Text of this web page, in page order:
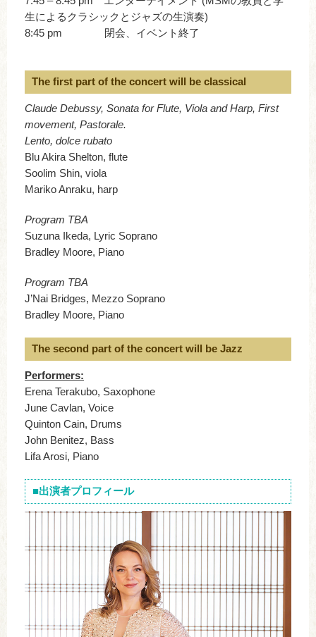
生によるクラシックとジャズの生演奏)
8:45 pm 閉会、イベント終了
The first part of the concert will be classical
Claude Debussy, Sonata for Flute, Viola and Harp, First
movement, Pastorale.
Lento, dolce rubato
Blu Akira Shelton, flute
Soolim Shin, viola
Mariko Anraku, harp
Program TBA
Suzuna Ikeda, Lyric Soprano
Bradley Moore, Piano
Program TBA
J’Nai Bridges, Mezzo Soprano
Bradley Moore, Piano
The second part of the concert will be Jazz
Performers:
Erena Terakubo, Saxophone
June Cavlan, Voice
Quinton Cain, Drums
John Benitez, Bass
Lifa Arosi, Piano
■出演者プロフィール